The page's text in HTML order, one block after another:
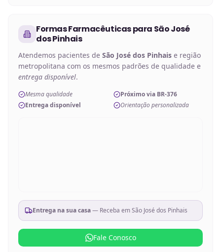
Formas Farmacêuticaspara São José
dos Pinhais
Atendemos pacientes de São José dos Pinhais e região
metropolitana com os mesmos padrões de qualidade e
entrega disponível.
Mesma qualidade
Próximo via BR-376
Entrega disponível
Orientação personalizada
Entrega na sua casa— Receba emSão José dos Pinhais
Fale Conosco